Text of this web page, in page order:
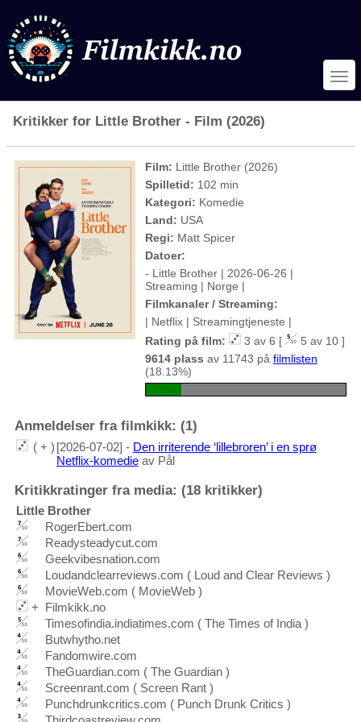
Kritikker for Little Brother - Film (2026)
Film: Little Brother (2026)
Spilletid: 102 min
Kategori: Komedie
Land: USA
Regi: Matt Spicer
Datoer:
- Little Brother | 2026-06-26 |
Streaming | Norge |
Filmkanaler / Streaming:
| Netflix | Streamingtjeneste |
Rating på film:
3 av 6 [
5 av 10 ]
9614 plass av 11743 på filmlisten
(18.13%)
Anmeldelser fra filmkikk: (1)
( + ) [2026-07-02] - Den irriterende ‘lillebroren’ i en sprø
Netflix-komedieav Pål
Kritikkratinger fra media: (18 kritikker)
Little Brother
RogerEbert.com
Readysteadycut.com
Geekvibesnation.com
Loudandclearreviews.com ( Loud and Clear Reviews )
MovieWeb.com ( MovieWeb )
+ Filmkikk.no
Timesofindia.indiatimes.com ( The Times of India )
Butwhytho.net
Fandomwire.com
TheGuardian.com ( The Guardian )
Screenrant.com ( Screen Rant )
Punchdrunkcritics.com ( Punch Drunk Critics )